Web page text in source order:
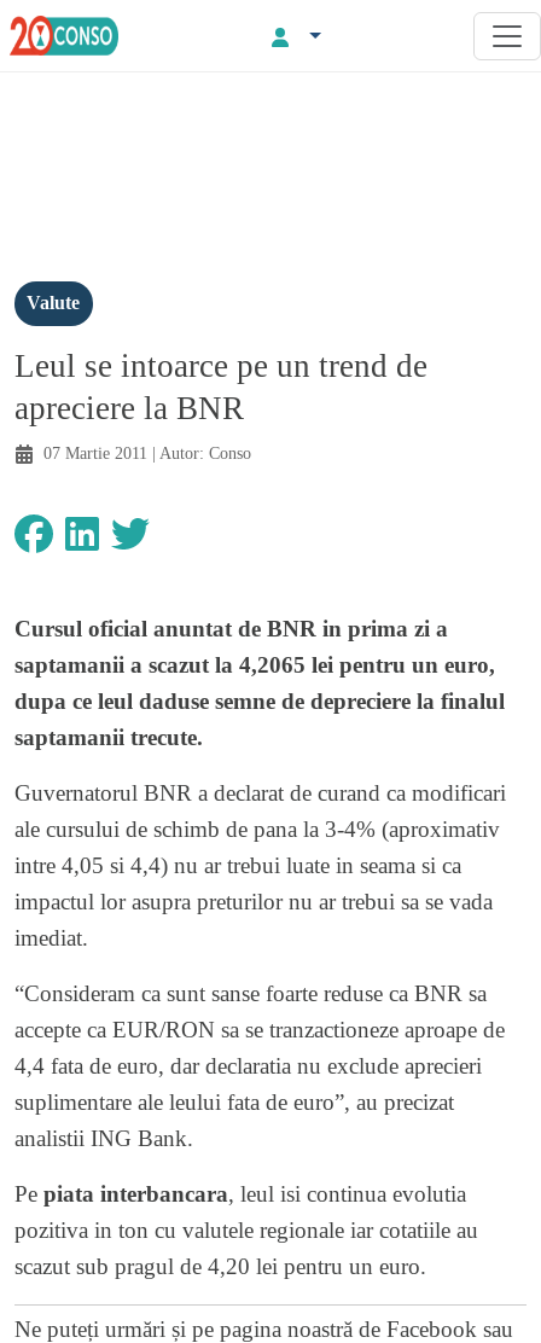
Valute
Leul se intoarce pe un trend de
apreciere la BNR
07 Martie 2011 | Autor: Conso
Cursul oficial anuntat de BNR in prima zi a
saptamanii a scazut la 4,2065 lei pentru un euro,
dupa ce leul daduse semne de depreciere la finalul
saptamanii trecute.
Guvernatorul BNR a declarat de curand ca modificari
ale cursului de schimb de pana la 3-4% (aproximativ
intre 4,05 si 4,4) nu ar trebui luate in seama si ca
impactul lor asupra preturilor nu ar trebui sa se vada
imediat.
“Consideram ca sunt sanse foarte reduse ca BNR sa
accepte ca EUR/RON sa se tranzactioneze aproape de
4,4 fata de euro, dar declaratia nu exclude aprecieri
suplimentare ale leului fata de euro”, au precizat
analistii ING Bank.
Pe piata interbancara, leul isi continua evolutia
pozitiva in ton cu valutele regionale iar cotatiile au
scazut sub pragul de 4,20 lei pentru un euro.
Ne puteți urmări și pe pagina noastră de Facebook sau